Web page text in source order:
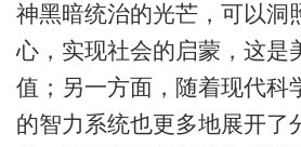
神黑暗统治的光芒，可以洞
心，实现社会的启蒙，这是
值；另一方面，随着现代科
的智力系统也更多地展开了